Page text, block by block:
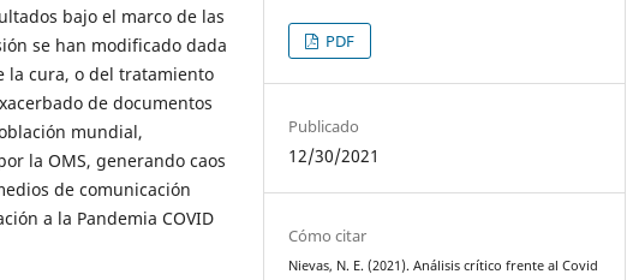
bajo el marco de las
se han modificado dada
la cura, o del tratamiento
de documentos
mundial,
la OMS, generando caos
de comunicación
a la Pandemia COVID
PDF
Publicado
12/30/2021
Cómo citar
Nievas, N. E. (2021). Análisis crítico frente al Covid